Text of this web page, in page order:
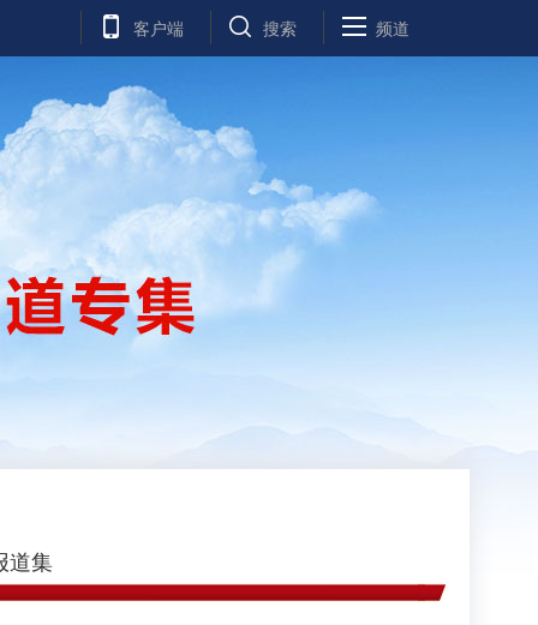
客户端 搜索 频道
道集